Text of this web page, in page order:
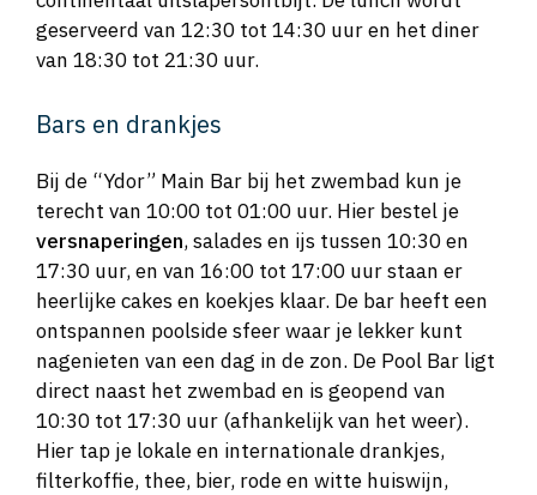
geserveerd van 12:30 tot 14:30 uur en het diner
van 18:30 tot 21:30 uur.
Bars en drankjes
Bij de “Ydor” Main Bar bij het zwembad kun je
terecht van 10:00 tot 01:00 uur. Hier bestel je
versnaperingen, salades en ijs tussen 10:30 en
17:30 uur, en van 16:00 tot 17:00 uur staan er
heerlijke cakes en koekjes klaar. De bar heeft een
ontspannen poolside sfeer waar je lekker kunt
nagenieten van een dag in de zon. De Pool Bar ligt
direct naast het zwembad en is geopend van
10:30 tot 17:30 uur (afhankelijk van het weer).
Hier tap je lokale en internationale drankjes,
filterkoffie, thee, bier, rode en witte huiswijn,